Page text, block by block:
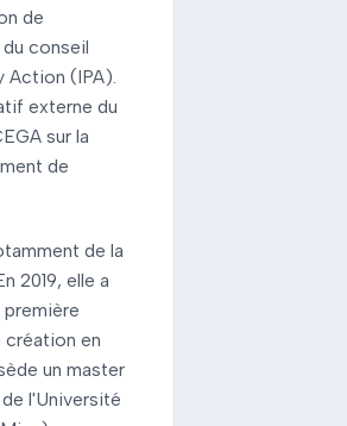
de
conseil
Action (IPA).
externe du
sur la
de
de la
2019, elle a
première
création en
un master
l'Université